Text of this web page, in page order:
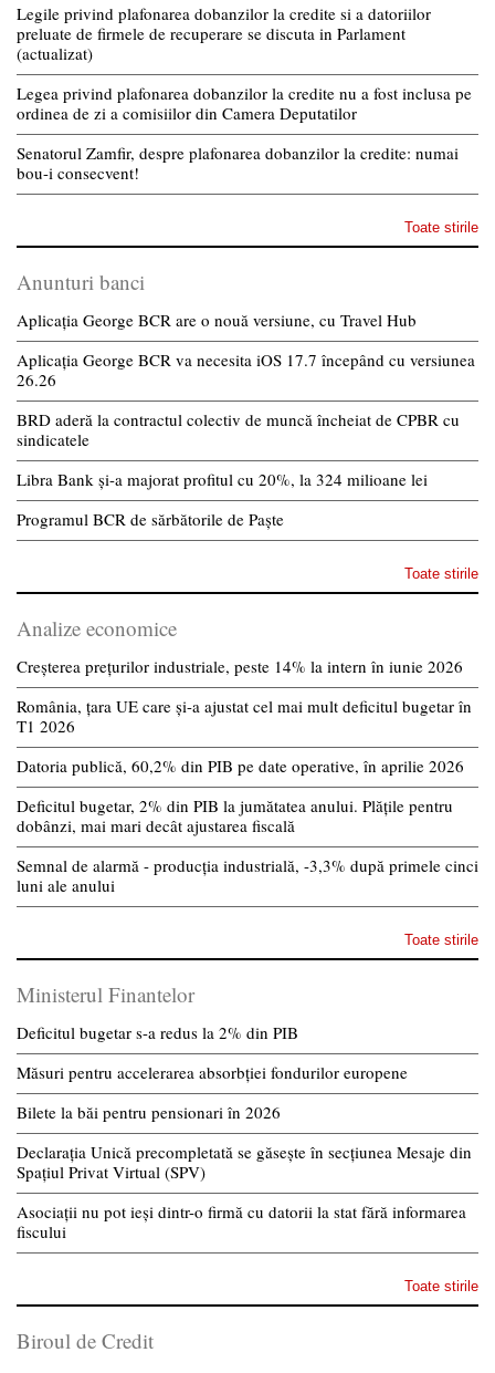
Legile privind plafonarea dobanzilor la credite si a datoriilor
preluate de firmele de recuperare se discuta in Parlament
(actualizat)
Legea privind plafonarea dobanzilor la credite nu a fost inclusa pe
ordinea de zi a comisiilor din Camera Deputatilor
Senatorul Zamfir, despre plafonarea dobanzilor la credite: numai
bou-i consecvent!
Toate stirile
Anunturi banci
Aplicația George BCR are o nouă versiune, cu Travel Hub
Aplicația George BCR va necesita iOS 17.7 începând cu versiunea
26.26
BRD aderă la contractul colectiv de muncă încheiat de CPBR cu
sindicatele
Libra Bank și-a majorat profitul cu 20%, la 324 milioane lei
Programul BCR de sărbătorile de Paște
Toate stirile
Analize economice
Creșterea prețurilor industriale, peste 14% la intern în iunie 2026
România, țara UE care și-a ajustat cel mai mult deficitul bugetar în
T1 2026
Datoria publică, 60,2% din PIB pe date operative, în aprilie 2026
Deficitul bugetar, 2% din PIB la jumătatea anului. Plățile pentru
dobânzi, mai mari decât ajustarea fiscală
Semnal de alarmă - producția industrială, -3,3% după primele cinci
luni ale anului
Toate stirile
Ministerul Finantelor
Deficitul bugetar s-a redus la 2% din PIB
Măsuri pentru accelerarea absorbției fondurilor europene
Bilete la băi pentru pensionari în 2026
Declarația Unică precompletată se găsește în secțiunea Mesaje din
Spațiul Privat Virtual (SPV)
Asociații nu pot ieși dintr-o firmă cu datorii la stat fără informarea
fiscului
Toate stirile
Biroul de Credit